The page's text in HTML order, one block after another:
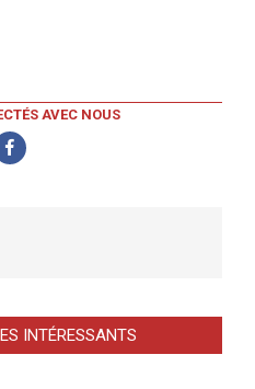
AVEC NOUS
INTÉRESSANTS